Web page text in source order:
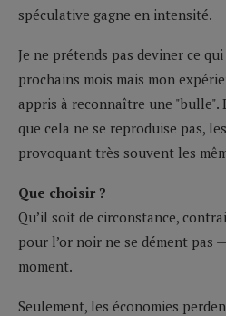
spéculative gagne en intensité.
Je ne prétends pas deviner ce
prochains mois mais mon
appris à reconnaître une "bulle".
que cela ne se reproduise pas,
provoquant très souvent les
Que choisir ?
Qu’il soit de circonstance,
pour l’or noir ne se dément pas
moment.
Seulement, les économies